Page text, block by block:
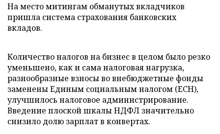
На место митингам обманутых вкладчиков
пришла система страхования банковских
вкладов.
Количество налогов на бизнес в целом было резко
уменьшено, как и сама налоговая нагрузка,
разнообразные взносы во внебюджетные фонды
заменены Единым социальным налогом (ЕСН),
улучшилось налоговое администрирование.
Введение плоской шкалы НДФЛ значительно
снизило долю зарплат в конвертах.